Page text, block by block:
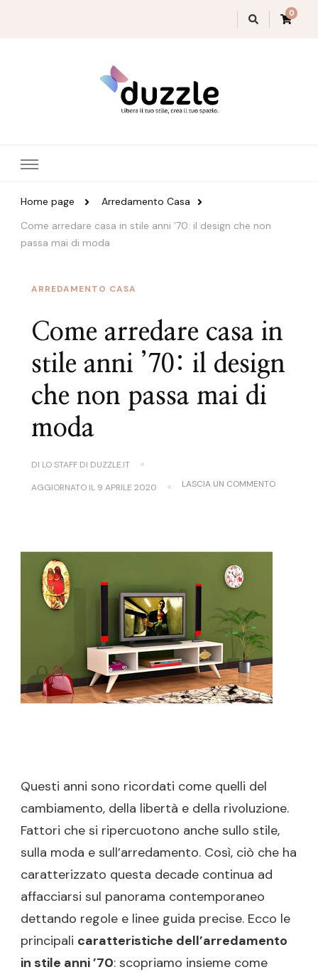
0
Home page
Arredamento Casa
Come arredare casa in stile anni ’70: il design che non
passa mai di moda
ARREDAMENTO CASA
Come arredare casa in
stile anni ’70: il design
che non passa mai di
moda
DI LO STAFF DI DUZZLE.IT
AGGIORNATO IL 9 APRILE 2020 LASCIA UN COMMENTOSU
Questi anni sono ricordati come quelli del
cambiamento, della libertà e della rivoluzione.
Fattori che si ripercuotono anche sullo stile,
sulla moda e sull’arredamento. Così, ciò che ha
caratterizzato questa decade continua ad
affacciarsi sul panorama contemporaneo
dettando regole e linee guida precise. Ecco le
principali caratteristiche dell’arredamento
in stile anni ’70: scopriamo insieme come